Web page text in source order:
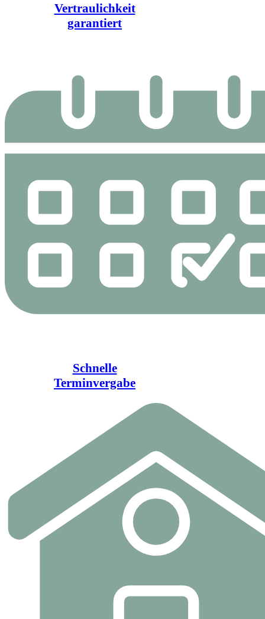
Vertraulichkeit
garantiert
Schnelle
Terminvergabe